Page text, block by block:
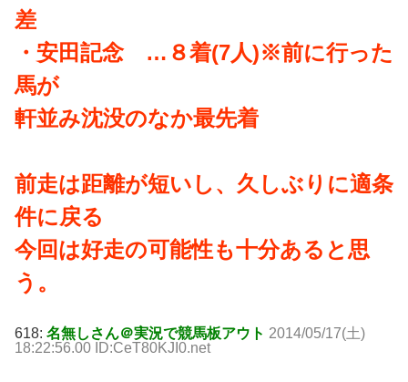
差
・安田記念 …８着(7人)※前に行った
馬が
軒並み沈没のなか最先着
前走は距離が短いし、久しぶりに適条
件に戻る
今回は好走の可能性も十分あると思
う。
618: 名無しさん＠実況で競馬板アウト 2014/05/17(土)
18:22:56.00 ID:CeT80KJI0.net